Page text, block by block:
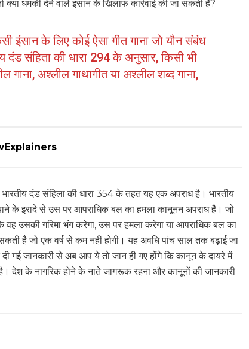
क्या धमकी देने वाले इंसान के खिलाफ कार्रवाई की जा सकती है?
इंसान के लिए कोई ऐसा गीत गाना जो यौन संबंध
दंड संहिता की धारा 294 के अनुसार, किसी भी
अश्लील गाथागीत या अश्लील शब्द गाना,
दंड संहिला की धारा 354 के तहत यह एक अपराध है। भारतीय
के इरादे से उस पर आपराधिक बल का हमला कानूनन अपराध है। जो
वह उसकी गरिमा भंग करेगा, उस पर हमला करेगा या आपराधिक बल का
है जो एक वर्ष से कम नहीं होगी। यह अवधि पांच साल तक बढ़ाई जा
गई जानकारी से अब आप ये तो जान ही गए होंगे कि कानून के दायरे में
देश के नागरिक होने के नाते जागरूक रहना और कानूनों की जानकारी